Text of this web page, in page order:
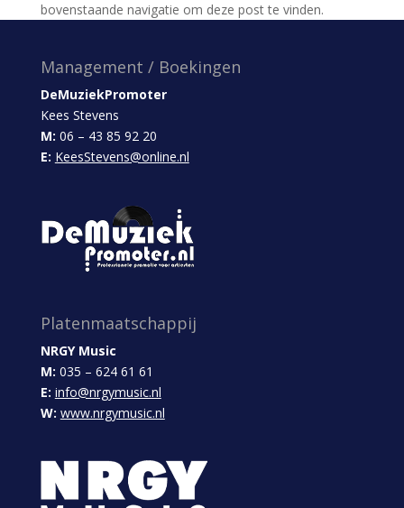
bovenstaande navigatie om deze post te vinden.
Management / Boekingen
DeMuziekPromoter
Kees Stevens
M: 06 – 43 85 92 20
E: KeesStevens@online.nl
Platenmaatschappij
NRGY Music
M: 035 – 624 61 61
E: info@nrgymusic.nl
W: www.nrgymusic.nl